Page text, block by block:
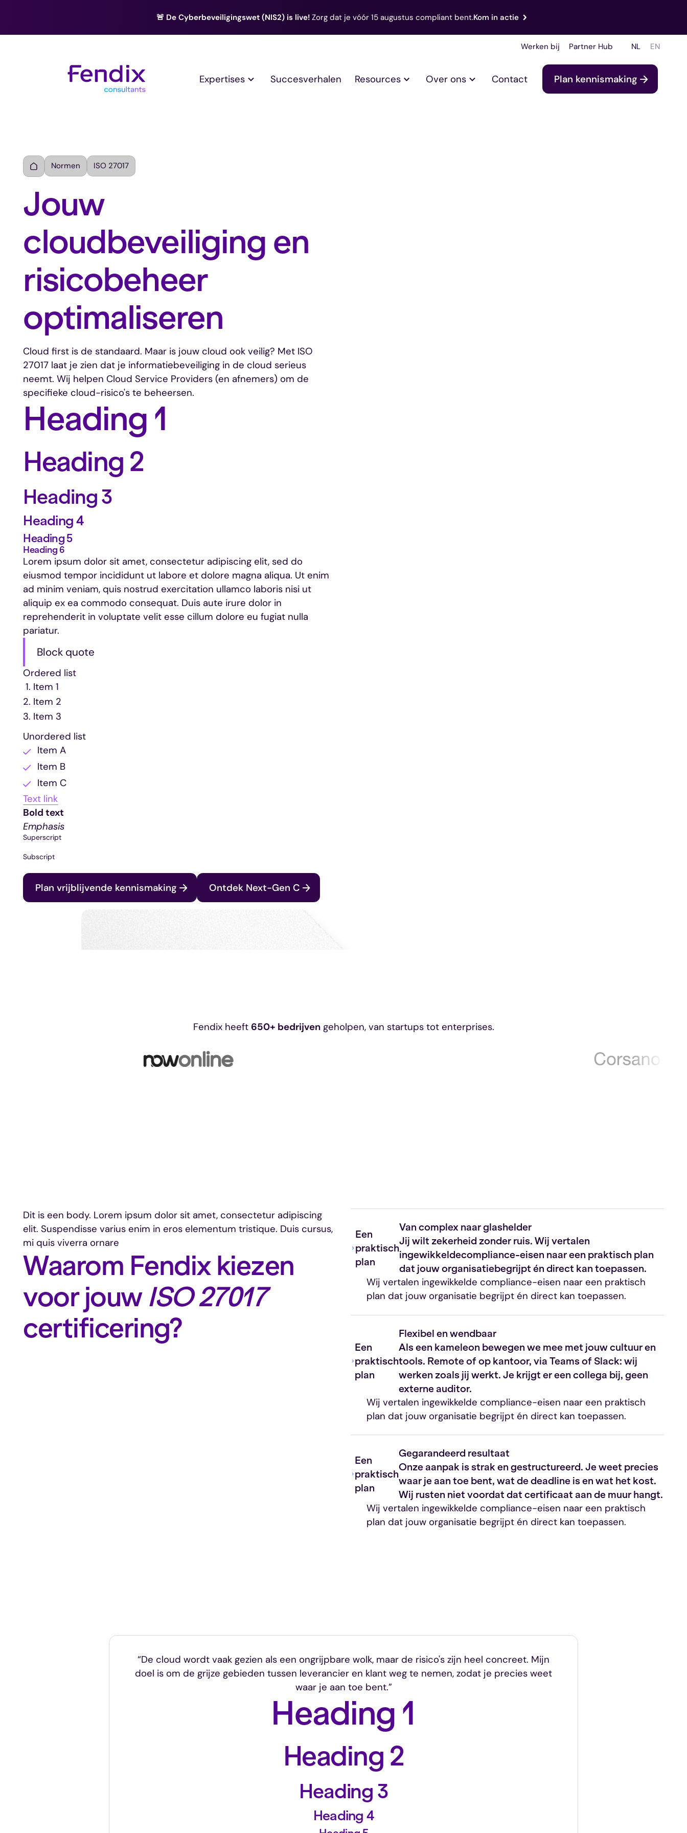
🚨 De Cyberbeveiligingswet (NIS2) is live! Zorg dat je vóór 15 augustus compliant bent.Kom in actie
Werken bij Partner Hub NL EN
Expertises Succesverhalen Resources Over ons Contact Plan kennismaking
Normen ISO 27017
Jouw
cloudbeveiliging en
risicobeheer
optimaliseren
Cloud first is de standaard. Maar is jouw cloud ook veilig? Met ISO
27017 laat je zien dat je informatiebeveiliging in de cloud serieus
neemt. Wij helpen Cloud Service Providers (en afnemers) om de
specifieke cloud-risico's te beheersen.
Heading 1
Heading 2
Heading 3
Heading 4
Heading 5
Heading 6
Lorem ipsum dolor sit amet, consectetur adipiscing elit, sed do
eiusmod tempor incididunt ut labore et dolore magna aliqua. Ut enim
ad minim veniam, quis nostrud exercitation ullamco laboris nisi ut
aliquip ex ea commodo consequat. Duis aute irure dolor in
reprehenderit in voluptate velit esse cillum dolore eu fugiat nulla
pariatur.
Block quote
Ordered list
Item 1
Item 2
Item 3
Unordered list
Item A
Item B
Item C
Text link
Bold text
Emphasis
Superscript
Subscript
Plan vrijblijvende kennismaking Ontdek Next-Gen C
Fendix heeft 650+ bedrijvengeholpen, van startups tot enterprises.
Dit is een body. Lorem ipsum dolor sit amet, consectetur adipiscing
elit. Suspendisse varius enim in eros elementum tristique. Duis cursus,
mi quis viverra ornare
Waarom Fendix kiezen
voor jouwISO 27017
certificering?
Een
praktisch
plan
Van complex naar glashelder
Jij wilt zekerheid zonder ruis. Wij vertalen
ingewikkeldecompliance-eisen naar een praktisch plan
dat jouw organisatiebegrijpt én direct kan toepassen.
Wij vertalen ingewikkelde compliance-eisen naar een praktisch
plan dat jouw organisatie begrijpt én direct kan toepassen.
Een
praktisch
plan
Flexibel en wendbaar
Als een kameleon bewegen we mee met jouw cultuur en
tools. Remote of op kantoor, via Teams of Slack: wij
werken zoals jij werkt. Je krijgt er een collega bij, geen
externe auditor.
Wij vertalen ingewikkelde compliance-eisen naar een praktisch
plan dat jouw organisatie begrijpt én direct kan toepassen.
Een
praktisch
plan
Gegarandeerd resultaat
Onze aanpak is strak en gestructureerd. Je weet precies
waar je aan toe bent, wat de deadline is en wat het kost.
Wij rusten niet voordat dat certificaat aan de muur hangt.
Wij vertalen ingewikkelde compliance-eisen naar een praktisch
plan dat jouw organisatie begrijpt én direct kan toepassen.
“De cloud wordt vaak gezien als een ongrijpbare wolk, maar de risico's zijn heel concreet. Mijn
doel is om de grijze gebieden tussen leverancier en klant weg te nemen, zodat je precies weet
waar je aan toe bent.”
Heading 1
Heading 2
Heading 3
Heading 4